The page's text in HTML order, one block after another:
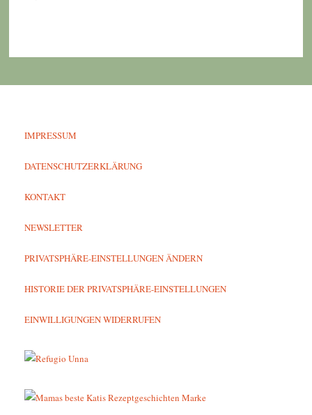
IMPRESSUM
DATENSCHUTZERKLÄRUNG
KONTAKT
NEWSLETTER
PRIVATSPHÄRE-EINSTELLUNGEN ÄNDERN
HISTORIE DER PRIVATSPHÄRE-EINSTELLUNGEN
EINWILLIGUNGEN WIDERRUFEN